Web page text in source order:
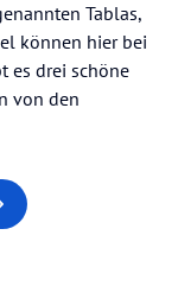
Tablas,
können hier bei
es drei schöne
von den